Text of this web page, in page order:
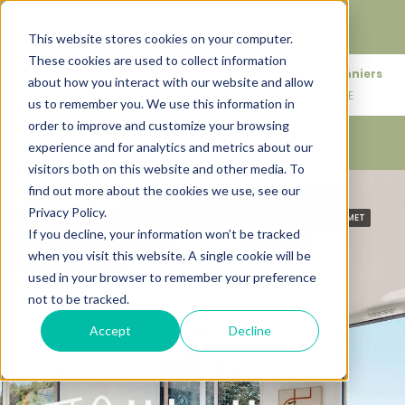
This website stores cookies on your computer.
These cookies are used to collect information
about how you interact with our website and allow
us to remember you. We use this information in
order to improve and customize your browsing
experience and for analytics and metrics about our
visitors both on this website and other media. To
find out more about the cookies we use, see our
Privacy Policy.
If you decline, your information won’t be tracked
when you visit this website. A single cookie will be
used in your browser to remember your preference
not to be tracked.
Accept Decline
patrimoine.
76 rue des Amidonniers
31000 TOULOUSE
CARACTÉRISTIQUES BY URBANHOUSE360.COM +130M2
COEUR DE VILLE
COUP DE COEUR
ÉCO-QUARTIER GUILLAUMET
MÉTRO 100M
NF-HABITAT HQE PERGOLAS
PISCINE SPA
SÉJOUR CATHÉDRALE
T5 4 TERRASSES